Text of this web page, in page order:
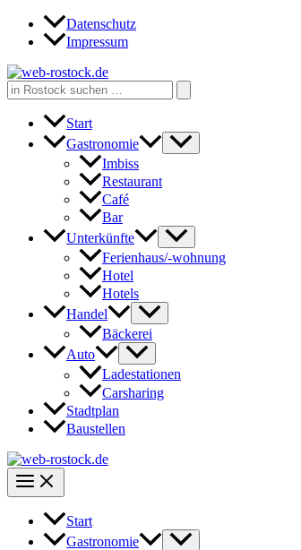
Zum
Inhalt
Datenschutz
Impressum
Search
for:
Start
Gastronomie
Imbiss
Restaurant
Café
Bar
Unterkünfte
Ferienhaus/-wohnung
Hotel
Hotels
Handel
Bäckerei
Auto
Ladestationen
Carsharing
Stadtplan
Baustellen
Start
Gastronomie